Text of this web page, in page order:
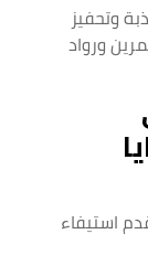
وتحفيز
ورواد
استيفاء